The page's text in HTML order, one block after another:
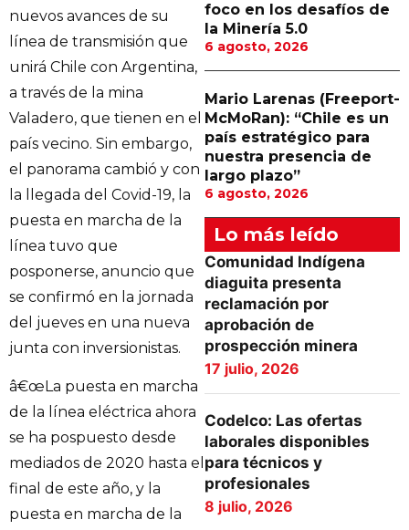
nuevos avances de su
línea de transmisión que
unirá Chile con Argentina,
a través de la mina
Valadero, que tienen en el
país vecino. Sin embargo,
el panorama cambió y con
la llegada del Covid-19, la
puesta en marcha de la
línea tuvo que
posponerse, anuncio que
se confirmó en la jornada
del jueves en una nueva
junta con inversionistas.
â€œLa puesta en marcha
de la línea eléctrica ahora
se ha pospuesto desde
mediados de 2020 hasta el
final de este año, y la
puesta en marcha de la
foco en los desafíos de
la Minería 5.0
6 agosto, 2026
Mario Larenas (Freeport-
McMoRan): “Chile es un
país estratégico para
nuestra presencia de
largo plazo”
6 agosto, 2026
Lo más leído
Comunidad Indígena
diaguita presenta
reclamación por
aprobación de
prospección minera
17 julio, 2026
Codelco: Las ofertas
laborales disponibles
para técnicos y
profesionales
8 julio, 2026